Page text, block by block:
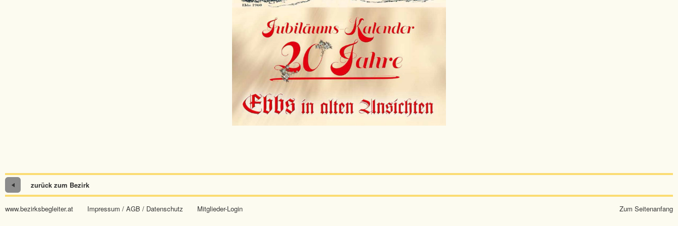
zurück zum Bezirk
www.bezirksbegleiter.at Impressum / AGB / Datenschutz Mitglieder-Login Zum Seitenanfang